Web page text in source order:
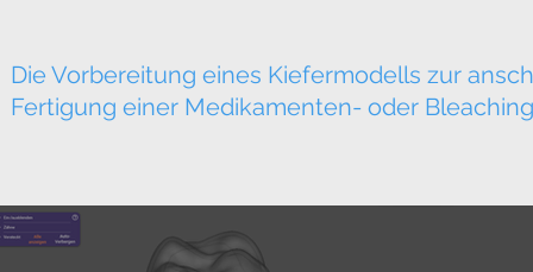
Die Vorbereitung eines Kiefermodells zur
Fertigung einer Medikamenten- oder